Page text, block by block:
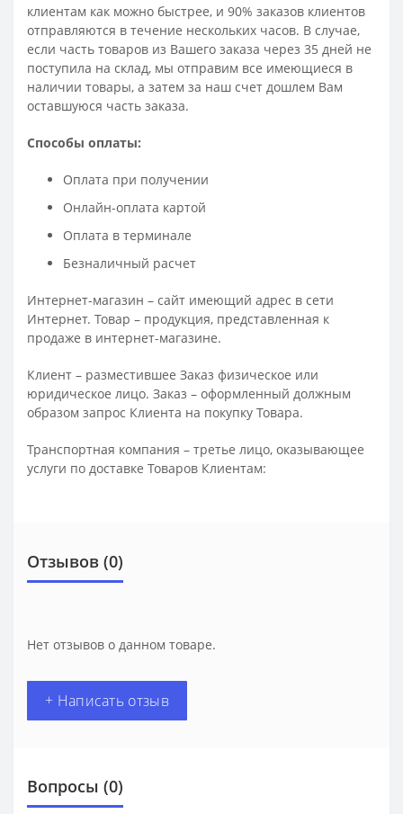
клиентам как можно быстрее, и 90% заказов клиентов
отправляются в течение нескольких часов. В случае,
если часть товаров из Вашего заказа через 35 дней не
поступила на склад, мы отправим все имеющиеся в
наличии товары, а затем за наш счет дошлем Вам
оставшуюся часть заказа.
Способы оплаты:
Оплата при получении
Онлайн-оплата картой
Оплата в терминале
Безналичный расчет
Интернет-магазин – сайт имеющий адрес в сети
Интернет. Товар – продукция, представленная к
продаже в интернет-магазине.
Клиент – разместившее Заказ физическое или
юридическое лицо. Заказ – оформленный должным
образом запрос Клиента на покупку Товара.
Транспортная компания – третье лицо, оказывающее
услуги по доставке Товаров Клиентам:
Отзывов (0)
Нет отзывов о данном товаре.
+ Написать отзыв
Вопросы (0)